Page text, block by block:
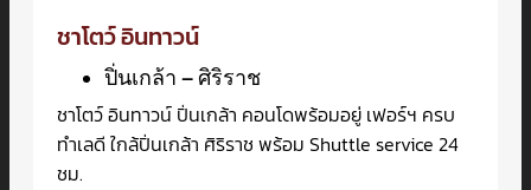
ชาโตว์ อินทาวน์
ปิ่นเกล้า – ศิริราช
ชาโตว์ อินทาวน์ ปิ่นเกล้า คอนโดพร้อมอยู่ เฟอร์ฯ ครบ
ทำเลดี ใกล้ปิ่นเกล้า ศิริราช พร้อม Shuttle service 24
ชม.